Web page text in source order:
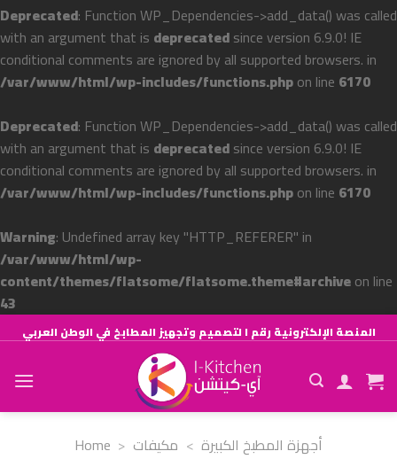
Deprecated: Function WP_Dependencies->add_data() was called
with an argument that is deprecatedsince version 6.9.0! IE
conditional comments are ignored by all supported browsers. in
/var/www/html/wp-includes/functions.phpon line 6170
Deprecated: Function WP_Dependencies->add_data() was called
with an argument that is deprecatedsince version 6.9.0! IE
conditional comments are ignored by all supported browsers. in
/var/www/html/wp-includes/functions.phpon line 6170
Warning: Undefined array key "HTTP_REFERER" in
/var/www/html/wp-
content/themes/flatsome/flatsome.theme#archiveon line
43
to
content
المنصة الإلكترونية رقم ١ لتصميم وتجهيز المطابخ في الوطن العربي
Home > أجهزة المطبخ الكبيرة > مكيفات